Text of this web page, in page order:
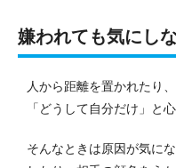
嫌われても気にし
人から距離を置かれたり
「どうして自分だけ」と
そんなときは原因が気に